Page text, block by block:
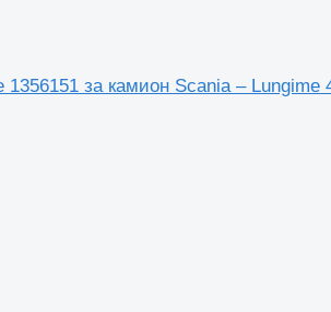
за камион Scania – Lungime